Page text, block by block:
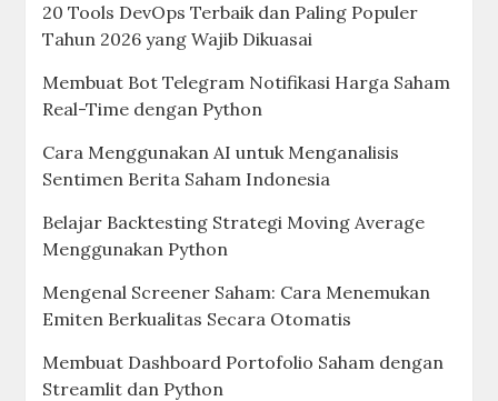
20 Tools DevOps Terbaik dan Paling Populer
Tahun 2026 yang Wajib Dikuasai
Membuat Bot Telegram Notifikasi Harga Saham
Real-Time dengan Python
Cara Menggunakan AI untuk Menganalisis
Sentimen Berita Saham Indonesia
Belajar Backtesting Strategi Moving Average
Menggunakan Python
Mengenal Screener Saham: Cara Menemukan
Emiten Berkualitas Secara Otomatis
Membuat Dashboard Portofolio Saham dengan
Streamlit dan Python